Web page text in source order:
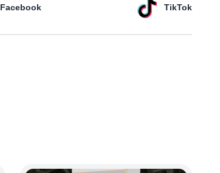
Facebook TikTok